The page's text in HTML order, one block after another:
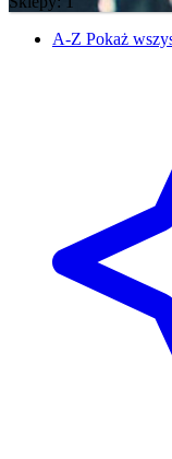
A-Z Pokaż